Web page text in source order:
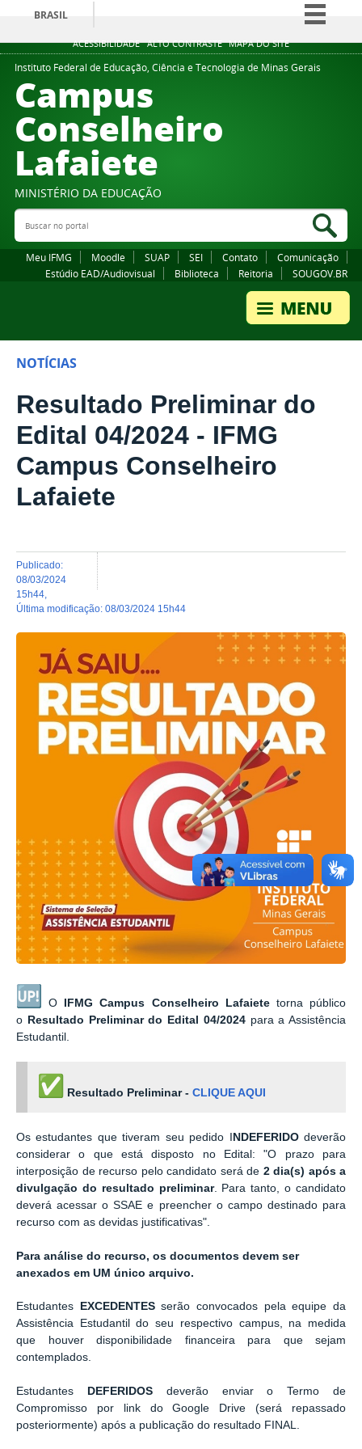
ACESSIBILIDADE ALTO CONTRASTE MAPA DO SITE
BRASIL
Simplifique!
Comunica BR
Instituto Federal de Educação, Ciência e Tecnologia de Minas Gerais
Campus
Conselheiro
Lafaiete
MINISTÉRIO DA EDUCAÇÃO
Buscar no portal
Meu IFMG Moodle SUAP SEI Contato
Comunicação
Estúdio EAD/Audiovisual
Biblioteca Reitoria SOUGOV.BR
NOTÍCIAS
Resultado Preliminar do
Edital 04/2024 - IFMG
Campus Conselheiro
Lafaiete
publicado:
08/03/2024
15h44
última modificação: 08/03/2024 15h44
O IFMG Campus Conselheiro Lafaietetorna público
o Resultado Preliminar do Edital 04/2024para a Assistência
Estudantil.
Resultado Preliminar -CLIQUE AQUI
Os estudantes que tiveram seu pedido I NDEFERIDOdeverão
considerar o que está disposto no Edital: "O prazo para
interposição de recurso pelo candidato será de 2 dia(s) após a
divulgação do resultado preliminar. Para tanto, o candidato
deverá acessar o SSAE e preencher o campo destinado para
recurso com as devidas justificativas".
Para análise do recurso, os documentos devem ser
anexados em UM único arquivo.
Estudantes EXCEDENTESserão convocados pela equipe da
Assistência Estudantil do seu respectivo campus, na medida
que houver disponibilidade financeira para que sejam
contemplados.
Estudantes DEFERIDOSdeverão enviar o Termo de
Compromisso por link do Google Drive (será repassado
posteriormente) após a publicação do resultado FINAL.